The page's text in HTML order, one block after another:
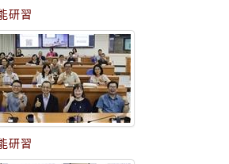
研習
研習